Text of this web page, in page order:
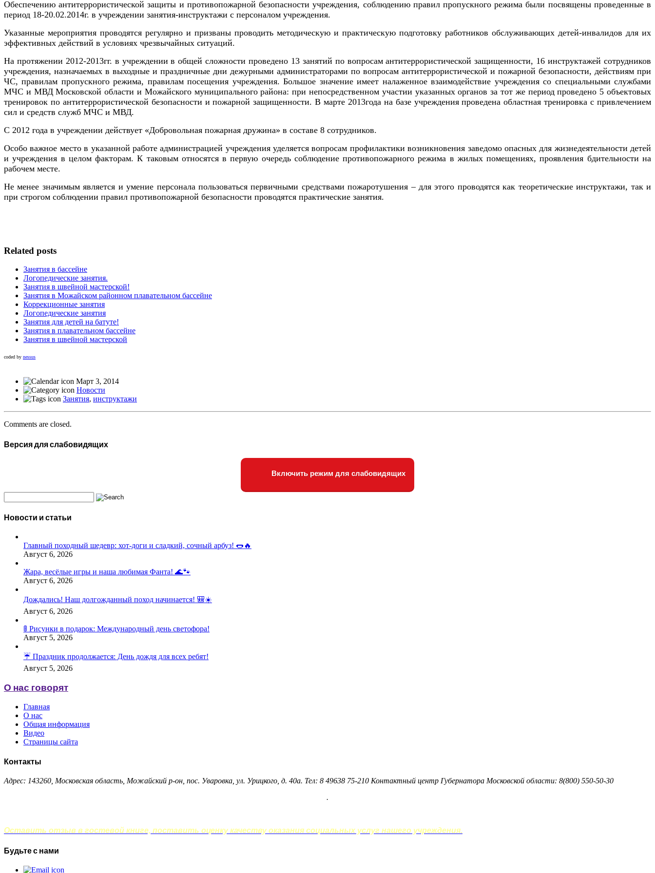
Обеспечению антитеррористической защиты и противопожарной безопасности учреждения, соблюдению правил пропускного режима были посвящены проведенные в
период 18-20.02.2014г. в учреждении занятия-инструктажи с персоналом учреждения.
Указанные мероприятия проводятся регулярно и призваны проводить методическую и практическую подготовку работников обслуживающих детей-инвалидов для их
эффективных действий в условиях чрезвычайных ситуаций.
На протяжении 2012-2013гг. в учреждении в общей сложности проведено 13 занятий по вопросам антитеррористической защищенности, 16 инструктажей сотрудников
учреждения, назначаемых в выходные и праздничные дни дежурными администраторами по вопросам антитеррористической и пожарной безопасности, действиям при
ЧС, правилам пропускного режима, правилам посещения учреждения. Большое значение имеет налаженное взаимодействие учреждения со специальными службами
МЧС и МВДМосковской области и Можайского муниципального района: при непосредственном участии указанных органов за тот же период проведено 5 объектовых
тренировок по антитеррористической безопасности и пожарной защищенности. В марте 2013года на базе учреждения проведена областная тренировка с привлечением
сил и средств служб МЧС и МВД.
С 2012 года в учреждении действует «Добровольная пожарная дружина» в составе 8 сотрудников.
Особо важное место в указанной работе администрацией учреждения уделяется вопросам профилактики возникновения заведомо опасных для жизнедеятельности детей
и учреждения в целом факторам. К таковым относятся в первую очередь соблюдение противопожарного режима в жилых помещениях, проявления бдительности на
рабочем месте.
Не менее значимым является и умение персонала пользоваться первичными средствами пожаротушения – для этого проводятся как теоретические инструктажи, так и
при строгом соблюдении правил противопожарной безопасности проводятся практические занятия.
Related posts
Занятия в бассейне
Логопедические занятия.
Занятия в швейной мастерской!
Занятия в Можайском районном плавательном бассейне
Коррекционные занятия
Логопедические занятия
Занятия для детей на батуте!
Занятия в плавательном бассейне
Занятия в швейной мастерской
coded by nessus
Март 3, 2014
Новости
Занятия, инструктажи
Comments are closed.
Версия для слабовидящих
Включить режим для слабовидящих
Новости и статьи
Главный походный шедевр: хот-доги и сладкий, сочный арбуз! 🌭🔥
Август 6, 2026
Жара, весёлые игры и наша любимая Фанта! 🌊🐾
Август 6, 2026
Дождались! Наш долгожданный поход начинается! 🎒☀️
Август 6, 2026
🚦 Рисунки в подарок: Международный день светофора!
Август 5, 2026
☔️ Праздник продолжается: День дождя для всех ребят!
Август 5, 2026
О нас говорят
Главная
О нас
Общая информация
Видео
Страницы сайта
Контакты
Адрес: 143260, Московская область, Можайский р-он, пос. Уваровка, ул. Урицкого, д. 40а. Тел: 8 49638 75-210 Контактный центр Губернатора Московской области: 8(800) 550-50-30
.
Оставить отзыв в гостевой книге, поставить оценку качеству оказания социальных услуг нашего учреждения.
Будьте с нами